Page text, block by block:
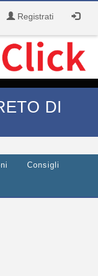
Registrati
DI
Consigli